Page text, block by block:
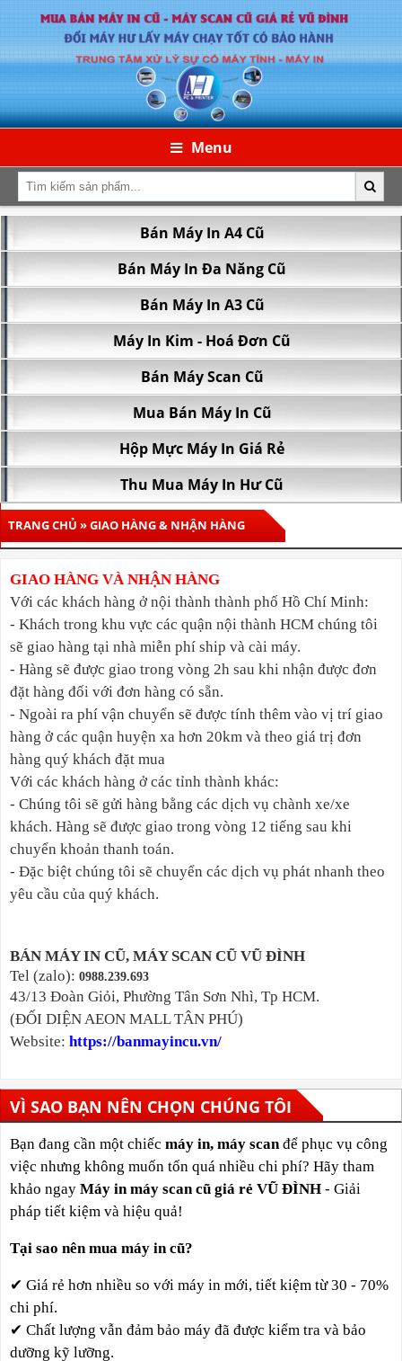
Menu
43/13 Đoàn Giỏi, P. Tân Sơn Nhì, TP.HCM
Bán Máy In A4 Cũ
Bán Máy In Đa Năng Cũ
Bán Máy In A3 Cũ
Máy In Kim - Hoá Đơn Cũ
Bán Máy Scan Cũ
Mua Bán Máy In Cũ
Hộp Mực Máy In Giá Rẻ
Thu Mua Máy In Hư Cũ
TRANG CHỦ » GIAO HÀNG & NHẬN HÀNG
GIAO HÀNG VÀ NHẬN HÀNG
Với các khách hàng ở nội thành thành phố Hồ Chí Minh:
- Khách trong khu vực các quận nội thành HCM chúng tôi
sẽ giao hàng tại nhà miễn phí ship và cài máy.
- Hàng sẽ được giao trong vòng 2h sau khi nhận được đơn
đặt hàng đối với đơn hàng có sẵn.
- Ngoài ra phí vận chuyển sẽ được tính thêm vào vị trí giao
hàng ở các quận huyện xa hơn 20km và theo giá trị đơn
hàng quý khách đặt mua
Với các khách hàng ở các tỉnh thành khác:
- Chúng tôi sẽ gửi hàng bằng các dịch vụ chành xe/xe
khách. Hàng sẽ được giao trong vòng 12 tiếng sau khi
chuyển khoản thanh toán.
- Đặc biệt chúng tôi sẽ chuyển các dịch vụ phát nhanh theo
yêu cầu của quý khách.
BÁN MÁY IN CŨ, MÁY SCAN CŨ VŨ ĐÌNH
Tel (zalo): 0988.239.693
43/13 Đoàn Giỏi, Phường Tân Sơn Nhì, Tp HCM.
(ĐỐI DIỆN AEON MALL TÂN PHÚ)
Website: https://banmayincu.vn/
VÌ SAO BẠN NÊN CHỌN CHÚNG TÔI
Bạn đang cần một chiếc máy in, máy scan để phục vụ công
việc nhưng không muốn tốn quá nhiều chi phí? Hãy tham
khảo ngay Máy in máy scan cũ giá rẻ VŨ ĐÌNH - Giải
pháp tiết kiệm và hiệu quả!
Tại sao nên mua máy in cũ?
✔ Giá rẻ hơn nhiều so với máy in mới, tiết kiệm từ 30 - 70%
chi phí.
✔ Chất lượng vẫn đảm bảo máy đã được kiểm tra và bảo
dưỡng kỹ lưỡng.